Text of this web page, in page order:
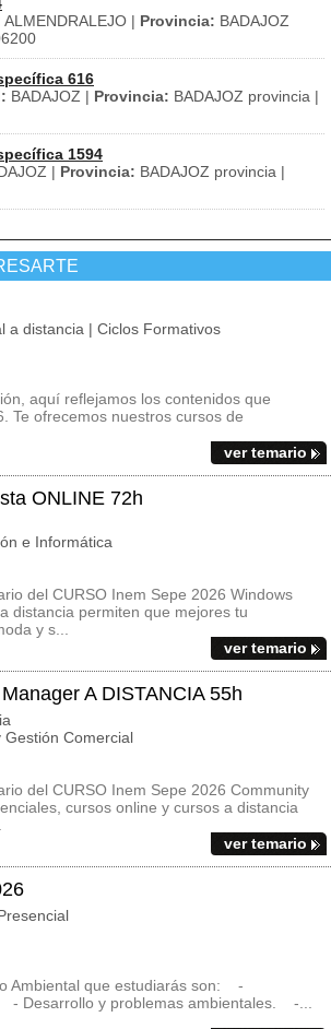
ALMENDRALEJO | Provincia: BADAJOZ
616
BADAJOZ | Provincia: BADAJOZ provincia |
1594
| Provincia: BADAJOZ provincia |
a distancia | Ciclos Formativos
aquí reflejamos los contenidos que
Te ofrecemos nuestros cursos de
ver temario
ONLINE 72h
e Informática
del CURSO Inem Sepe 2026 Windows
distancia permiten que mejores tu
y s...
ver temario
A DISTANCIA 55h
Comercial
del CURSO Inem Sepe 2026 Community
cursos online y cursos a distancia
ver temario
Ambiental que estudiarás son: -
- Desarrollo y problemas ambientales. -...